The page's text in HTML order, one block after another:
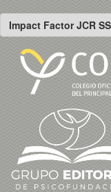
Impact Factor JCR